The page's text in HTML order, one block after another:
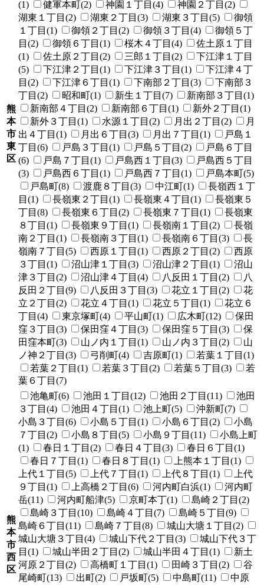
熊
本
市
東
区
(1)
健軍本町(2) 神園１丁目(4)
神園２丁目(2)
湖東１丁目(2)
湖東２丁目(3) 湖東３丁目(5)
御領
１丁目(1)
御領２丁目(2) 御領３丁目(4)
御領５丁
目(2)
御領６丁目(1) 桜木４丁目(4)
佐土原１丁目
(1)
佐土原２丁目(2) 三郎１丁目(2)
下江津１丁目
(5)
下江津２丁目(1) 下江津３丁目(1)
下江津４丁
目(2)
下江津６丁目(1) 下南部２丁目(3)
下南部３
丁目(2)
昭和町(1) 新生１丁目(7)
新南部３丁目(1)
新南部４丁目(2)
新南部６丁目(1)
新外２丁目(1)
新外３丁目(1)
水源１丁目(2) 月出２丁目(2)
月
出４丁目(1)
月出６丁目(3) 月出７丁目(1)
戸島１
丁目(6)
戸島３丁目(1) 戸島５丁目(2)
戸島６丁目
(6)
戸島７丁目(1) 戸島西１丁目(3)
戸島西５丁目
(3)
戸島西６丁目(1) 戸島西７丁目(1)
戸島本町(5)
戸島町(8)
渡鹿８丁目(3) 中江町(1)
長嶺西１丁
目(1)
長嶺東２丁目(1) 長嶺東４丁目(1)
長嶺東５
丁目(8)
長嶺東６丁目(2) 長嶺東７丁目(1)
長嶺東
８丁目(1)
長嶺東９丁目(1) 長嶺南１丁目(2)
長嶺
南２丁目(1)
長嶺南３丁目(1) 長嶺南６丁目(3)
長
嶺南７丁目(5)
西原１丁目(1) 西原２丁目(2)
西原
３丁目(1)
沼山津１丁目(3) 沼山津２丁目(1)
沼山
津３丁目(2)
沼山津４丁目(4) 八反田１丁目(2)
八
反田２丁目(9)
八反田３丁目(3) 花立１丁目(2)
花
立２丁目(2)
花立４丁目(1) 花立５丁目(1)
花立６
丁目(4)
東京塚町(4) 平山町(1) 広木町(12)
保田
窪３丁目(3)
保田窪４丁目(3) 保田窪５丁目(3)
保
田窪本町(3)
山ノ内１丁目(1) 山ノ内３丁目(2)
山
ノ神２丁目(3)
弓削町(4) 吉原町(1)
若葉１丁目(1)
若葉２丁目(1)
若葉３丁目(2) 若葉５丁目(3)
若
葉６丁目(7)
熊
本
市
西
区
池亀町(6) 池田１丁目(12) 池田２丁目(11)
池田
３丁目(4)
池田４丁目(1) 池上町(5)
沖新町(7)
小島３丁目(6)
小島５丁目(1) 小島６丁目(2)
小島
７丁目(2)
小島８丁目(5) 小島９丁目(11)
小島上町
(1)
春日１丁目(2) 春日４丁目(3)
春日６丁目(1)
春日７丁目(1)
春日８丁目(1)
上熊本１丁目(1)
上代１丁目(5)
上代７丁目(1) 上代８丁目(1)
上代
９丁目(1)
上高橋２丁目(6) 河内町白浜(1)
河内町
岳(11)
河内町船津(5) 京町本丁(1)
島崎２丁目(2)
島崎３丁目(10)
島崎４丁目(7)
島崎５丁目(9)
島崎６丁目(11)
島崎７丁目(8)
城山大塘１丁目(2)
城山大塘３丁目(4)
城山下代２丁目(3)
城山下代３丁
目(1)
城山半田２丁目(2) 城山半田４丁目(1)
新土
河原２丁目(2)
高橋町１丁目(1) 田崎３丁目(2)
谷
尾崎町(13)
出町(2) 戸坂町(5) 中島町(11)
中原